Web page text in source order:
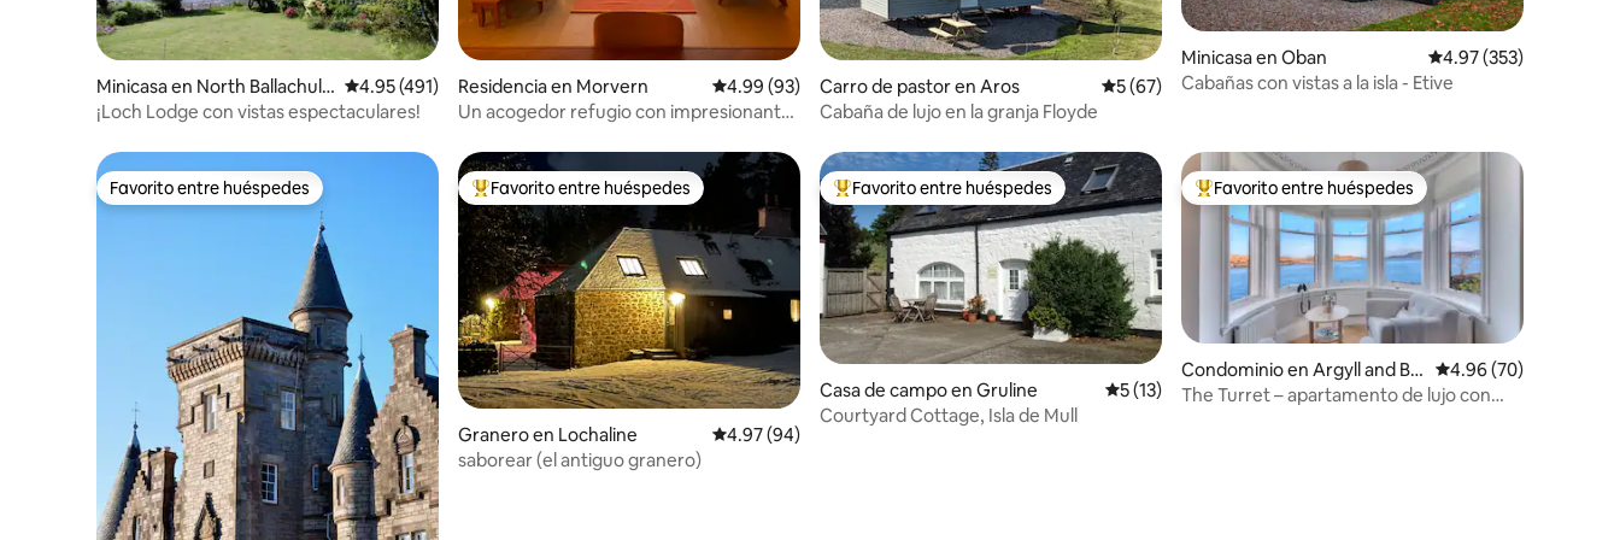
Minicasa en North Ballachulis
h
Calificación promedio: 4.95 de 5; 491 evaluaciones
4.95 (491)
¡Loch Lodge con vistas espectaculares!
Residencia en Morvern Calificación promedio: 4.99 de 5; 93 evaluaciones
4.99 (93)
Un acogedor refugio con impresionantes
Carro de pastor en Aros Calificación promedio: 5 de 5; 67 evaluaciones
5 (67)
Cabaña de lujo en la granja Floyde
Minicasa en Oban Calificación promedio:
4.97 (353)
Cabañas con vistas a la isla - Etive
Favorito entre huéspedes
Favorito entre huéspedes De los mejores en Favorito entre huéspedes
Favorito entre huéspedes
Granero en Lochaline Calificación promedio: 4.97 de 5; 94 evaluaciones
4.97 (94)
saborear (el antiguo granero)
De los mejores en Favorito entre huéspedes
Favorito entre huéspedes
Casa de campo en Gruline Calificación promedio: 5 de 5; 13 evaluaciones
5 (13)
Courtyard Cottage, Isla de Mull
De los mejores en Favorito entre huéspedes
Favorito entre huéspedes
Condominio en Argyll and Bu
te Council
Calificación
4.96 (70)
The Turret – apartamento de lujo con